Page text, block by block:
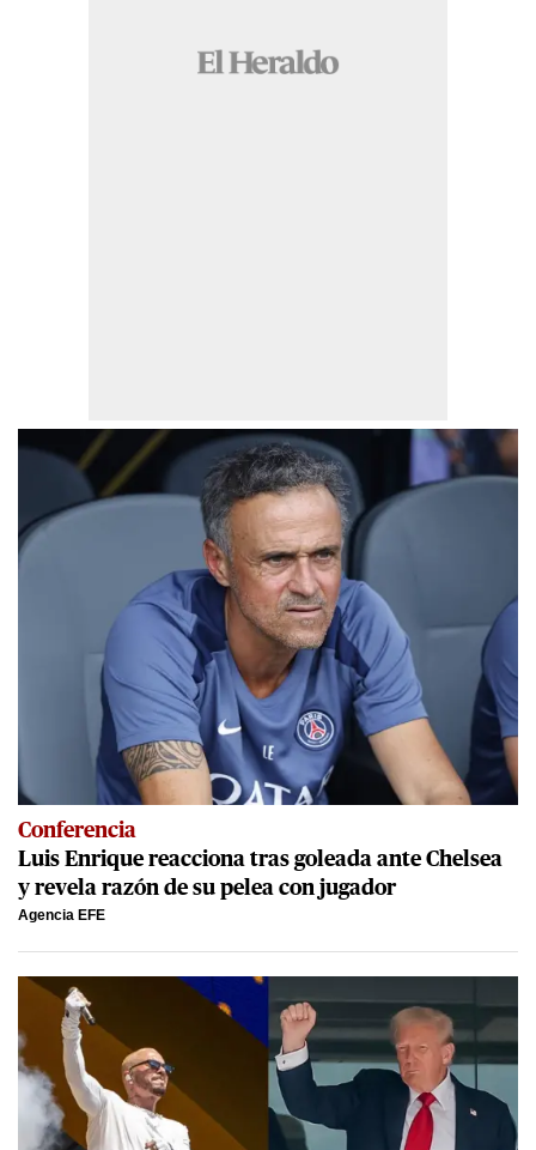
Conferencia
Luis Enrique reacciona tras goleada ante Chelsea
y revela razón de su pelea con jugador
Agencia EFE